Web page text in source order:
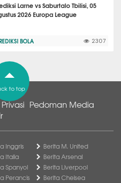
Larne vs Saburtalo Tbilisi, 05
2026 Europa League
BOLA 2307
to top
Pedoman Media
Inggris
Italia
Spanyol
Perancis
Berita M. United
Berita Arsenal
Berita Liverpool
Berita Chelsea